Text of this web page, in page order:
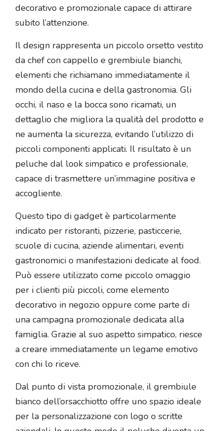
decorativo e promozionale capace di attirare
subito l’attenzione.
Il design rappresenta un piccolo orsetto vestito
da chef con cappello e grembiule bianchi,
elementi che richiamano immediatamente il
mondo della cucina e della gastronomia. Gli
occhi, il naso e la bocca sono ricamati, un
dettaglio che migliora la qualità del prodotto e
ne aumenta la sicurezza, evitando l’utilizzo di
piccoli componenti applicati. Il risultato è un
peluche dal look simpatico e professionale,
capace di trasmettere un’immagine positiva e
accogliente.
Questo tipo di gadget è particolarmente
indicato per ristoranti, pizzerie, pasticcerie,
scuole di cucina, aziende alimentari, eventi
gastronomici o manifestazioni dedicate al food.
Può essere utilizzato come piccolo omaggio
per i clienti più piccoli, come elemento
decorativo in negozio oppure come parte di
una campagna promozionale dedicata alla
famiglia. Grazie al suo aspetto simpatico, riesce
a creare immediatamente un legame emotivo
con chi lo riceve.
Dal punto di vista promozionale, il grembiule
bianco dell’orsacchiotto offre uno spazio ideale
per la personalizzazione con logo o scritte